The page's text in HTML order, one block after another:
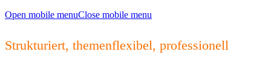
Open mobile menuClose mobile menu
Strukturiert, themenflexibel, professionell